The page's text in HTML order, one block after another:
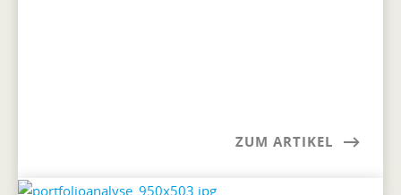
ZUM ARTIKEL